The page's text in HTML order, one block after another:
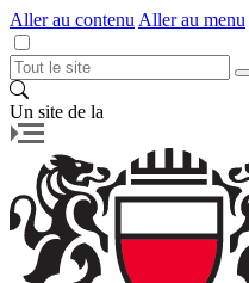
Aller au contenu Aller au menu
Un site de la